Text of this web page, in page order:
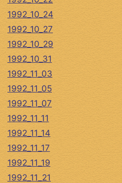
1992_10_24
1992_10_27
1992_10_29
1992_10_31
1992_11_03
1992_11_05
1992_11_07
1992_11_11
1992_11_14
1992_11_17
1992_11_19
1992_11_21